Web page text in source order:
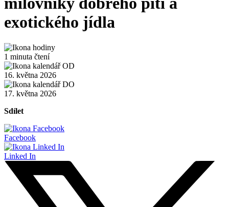
exotického jídla
1 minuta čtení
16. května 2026
17. května 2026
Sdílet
Facebook
Linked In